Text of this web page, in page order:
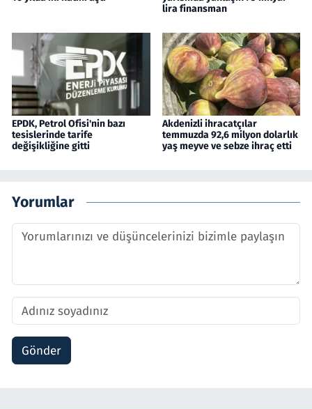
lira finansman
EPDK, Petrol Ofisi'nin bazı
tesislerinde tarife
değişikliğine gitti
Akdenizli ihracatçılar
temmuzda 92,6 milyon dolarlık
yaş meyve ve sebze ihraç etti
Yorumlar
Gönder